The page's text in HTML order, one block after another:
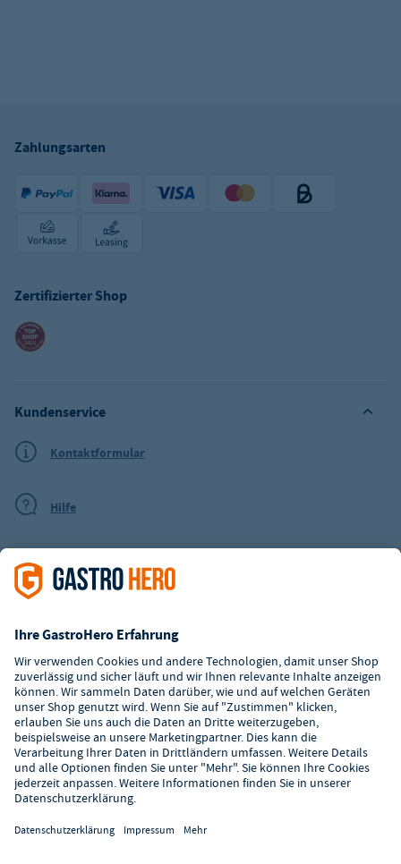
Zahlungsarten
Zertifizierter Shop
Über GastroHero
Digitaler Showroom
Kundenservice
Kontaktformular
Hilfe
Alle Abbildungen ähnlich. Einige Zahlungsarten
könnenZusatzkosten verursachen.
² Unverbindl. Preisempfehlung des Herstellers
*Ab einem Mbw. von 350€ netto. Bis dahin gelten Versandkosten